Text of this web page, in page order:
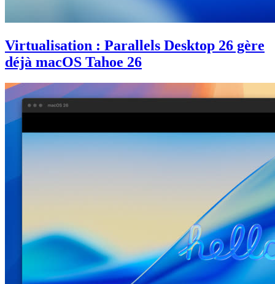
Virtualisation : Parallels Desktop 26 gère
déjà macOS Tahoe 26